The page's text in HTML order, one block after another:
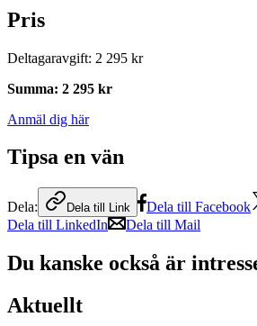
Pris
Deltagaravgift: 2 295 kr
Summa: 2 295 kr
Anmäl dig här
Tipsa en vän
Dela: Dela till Link Dela till Facebook
Dela till LinkedIn
Dela till Mail
Du kanske också är
Aktuellt